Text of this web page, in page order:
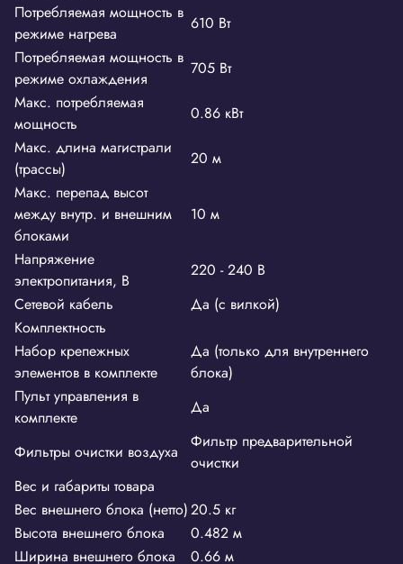
Потребляемая мощность в
режиме нагрева
610 Вт
Потребляемая мощность в
режиме охлаждения
705 Вт
Макс. потребляемая
мощность
0.86 кВт
Макс. длина магистрали
(трассы)
20 м
Макс. перепад высот
между внутр. и внешним
блоками
10 м
Напряжение
электропитания, В
220 - 240 В
Сетевой кабель
Да (с вилкой)
Комплектность
Набор крепежных
элементов в комплекте
Да (только для внутреннего
блока)
Пульт управления в
комплекте
Да
Фильтры очистки воздуха
Фильтр предварительной
очистки
Вес и габариты товара
Вес внешнего блока (нетто)20.5 кг
Высота внешнего блока
0.482 м
Ширина внешнего блока
0.66 м